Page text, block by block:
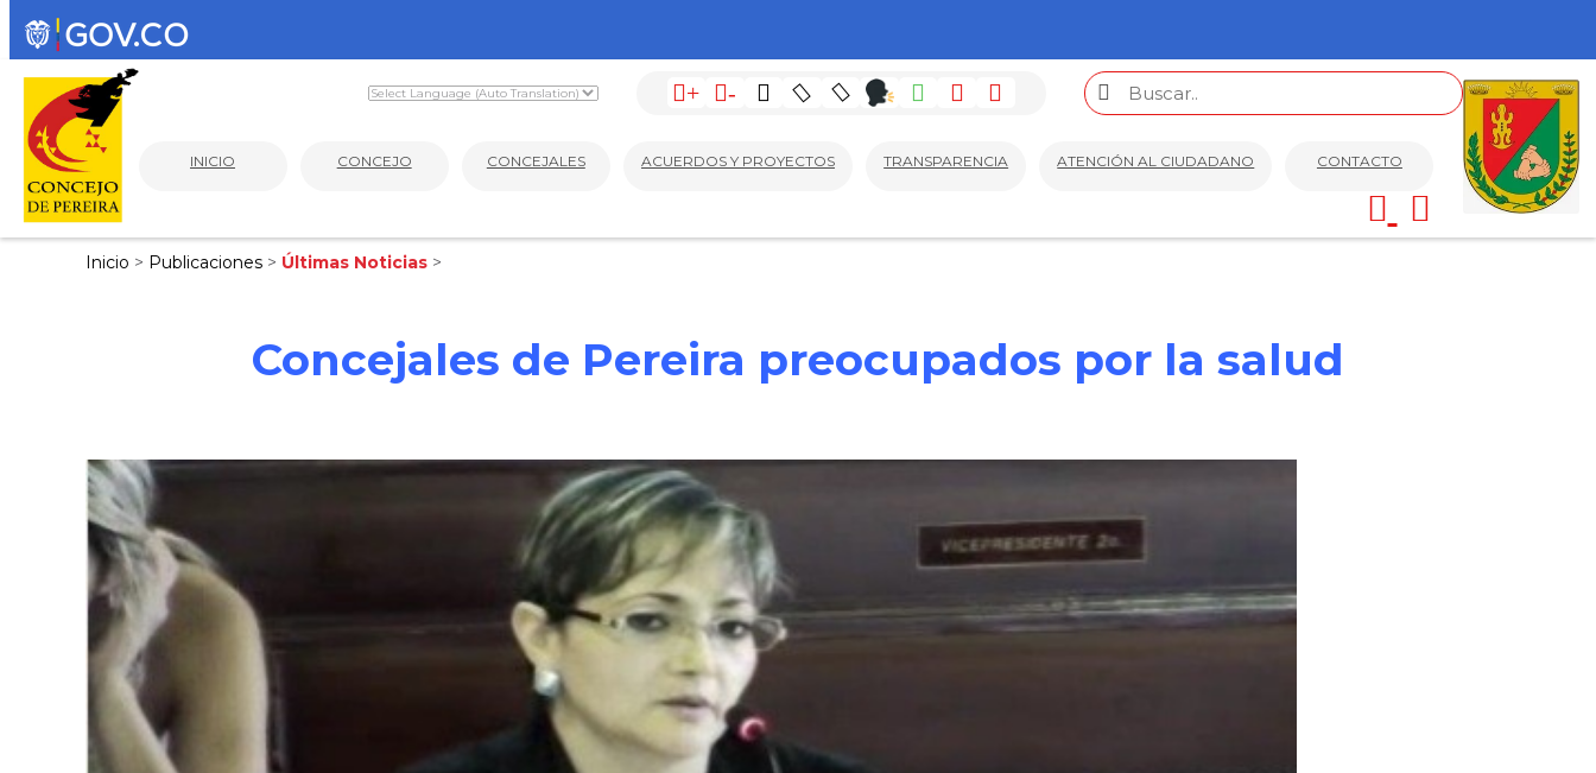
+ -
INICIO CONCEJO CONCEJALES ACUERDOS Y PROYECTOS TRANSPARENCIA ATENCIÓN AL CIUDADANO CONTACTO
Inicio > Publicaciones > Últimas Noticias >
Concejales de Pereira preocupados por la salud